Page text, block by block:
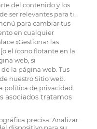
del contenido y los
ser relevantes para ti.
para cambiar tus
en cualquier
«Gestionar las
el ícono flotante en la
web, si
la página web. Tus
nuestro Sitio web.
política de privacidad.
asociados tratamos
precisa. Analizar